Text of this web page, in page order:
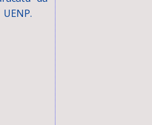
UENP.